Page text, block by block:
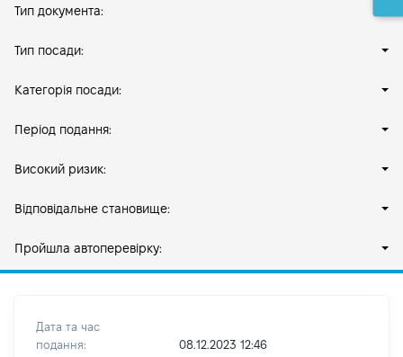
Тип документа:
Тип посади:
Категорія посади:
Період подання:
Високий ризик:
Відповідальне становище:
Пройшла автоперевірку:
Дата та час
подання:
08.12.2023 12:46